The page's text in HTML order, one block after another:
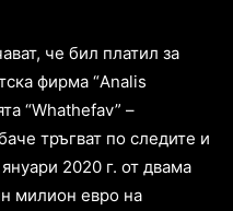
че бил платил за
фирма “Analis
“Whathefav” –
тръгват по следите и
2020 г. от двама
милион евро на